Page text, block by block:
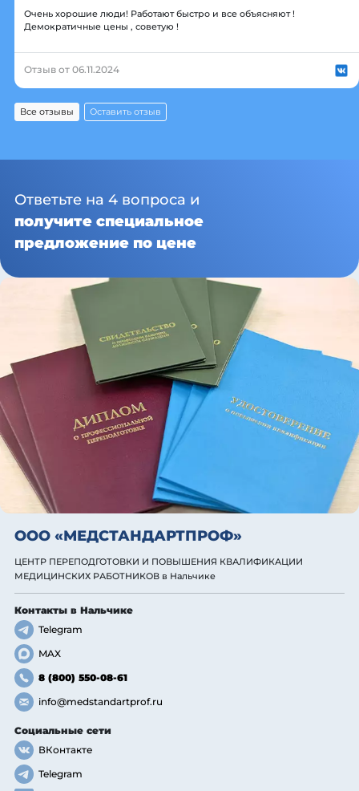
Очень хорошие люди! Работают быстро и все объясняют !
Демократичные цены , советую !
Отзыв от 06.11.2024
Все отзывы Оставить отзыв
Ответьте на 4 вопроса и
получите специальное
предложение по цене
ООО «МЕДСТАНДАРТПРОФ»
ЦЕНТР ПЕРЕПОДГОТОВКИ И ПОВЫШЕНИЯ КВАЛИФИКАЦИИ
МЕДИЦИНСКИХ РАБОТНИКОВ в Нальчике
Контакты в Нальчике
Telegram
MAX
8 (800) 550-08-61
info@medstandartprof.ru
Социальные сети
ВКонтакте
Telegram